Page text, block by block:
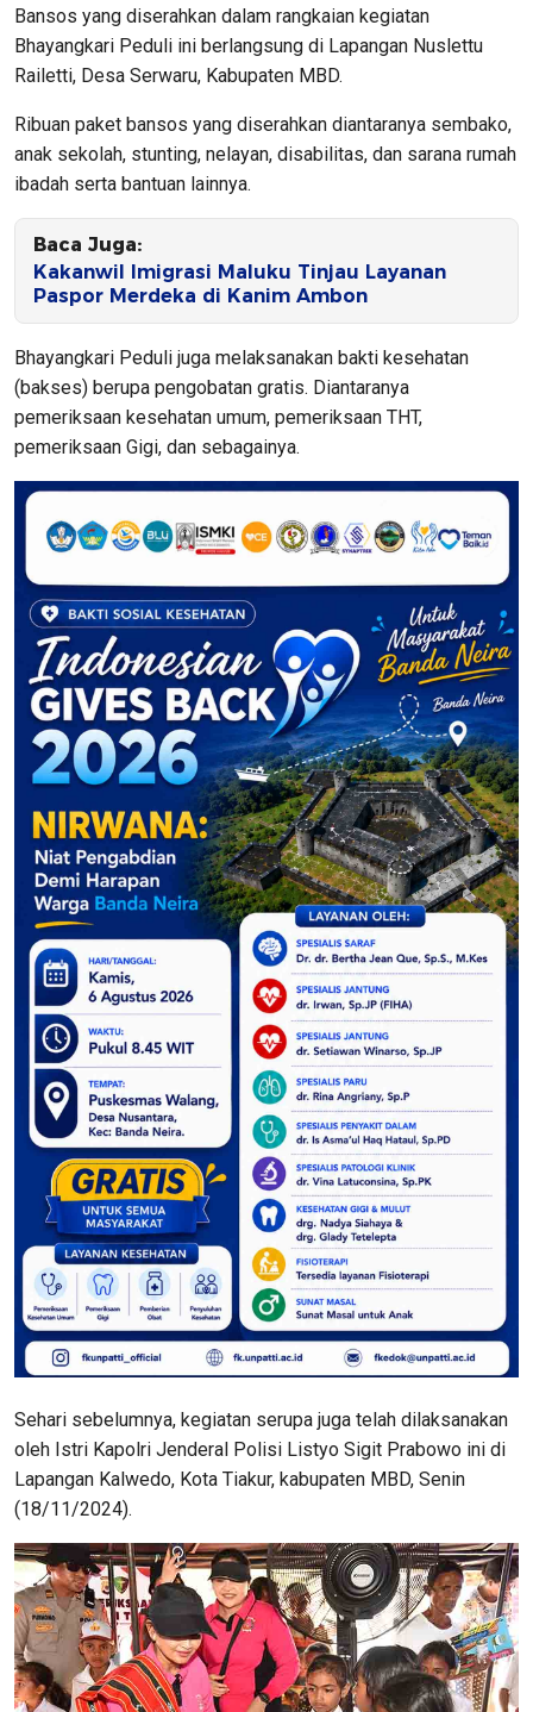
Bansos yang diserahkan dalam rangkaian kegiatan
Bhayangkari Peduli ini berlangsung di Lapangan Nuslettu
Railetti, Desa Serwaru, Kabupaten MBD.
Ribuan paket bansos yang diserahkan diantaranya sembako,
anak sekolah, stunting, nelayan, disabilitas, dan sarana rumah
ibadah serta bantuan lainnya.
Baca Juga:
Kakanwil Imigrasi Maluku Tinjau Layanan
Paspor Merdeka di Kanim Ambon
Bhayangkari Peduli juga melaksanakan bakti kesehatan
(bakses) berupa pengobatan gratis. Diantaranya
pemeriksaan kesehatan umum, pemeriksaan THT,
pemeriksaan Gigi, dan sebagainya.
Sehari sebelumnya, kegiatan serupa juga telah dilaksanakan
oleh Istri Kapolri Jenderal Polisi Listyo Sigit Prabowo ini di
Lapangan Kalwedo, Kota Tiakur, kabupaten MBD, Senin
(18/11/2024).